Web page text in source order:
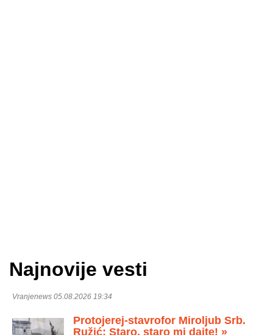
Najnovije vesti
Vranjenews 05.08.2026 19:34
Protojerej-stavrofor Miroljub Srb.
Ružić: Staro, staro mi dajte! »